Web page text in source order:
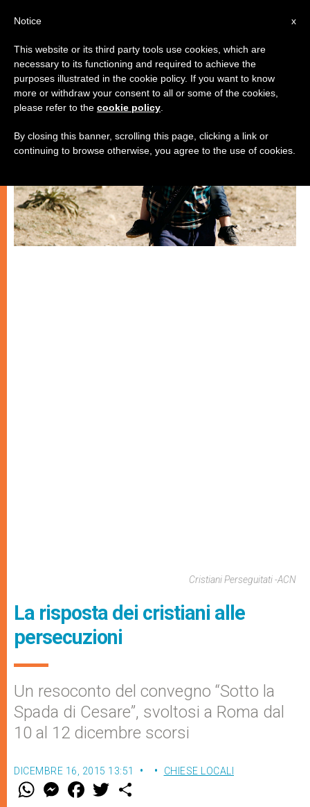
CHIESE LOCALI
Cristiani Perseguitati -ACN
La risposta dei cristiani alle
persecuzioni
Un resoconto del convegno “Sotto la
Spada di Cesare”, svoltosi a Roma dal
10 al 12 dicembre scorsi
DICEMBRE 16, 2015 13:51 CHIESE LOCALI
W M
e
F
a w
x
Notice
This website or its third party tools use cookies, which are
necessary to its functioning and required to achieve the
purposes illustrated in the cookie policy. If you want to know
more or withdraw your consent to all or some of the cookies,
please refer to the cookie policy
By closing this banner, scrolling this page, clicking a link or
continuing to browse otherwise, you agree to the use of cookies.